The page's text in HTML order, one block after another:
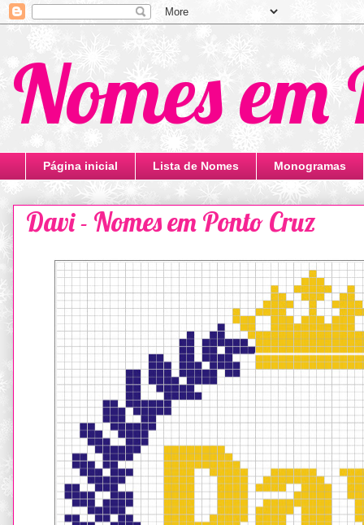
Nomes
Página inicial Lista de Nomes Monogramas
Davi - Nomes em Ponto Cruz